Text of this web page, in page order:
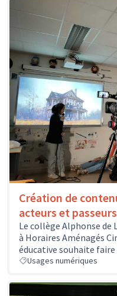
Création de
acteurs et
Le collège Alphonse de
à Horaires Aménagés
éducative souhaite
Usages numériques